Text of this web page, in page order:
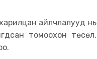
айлчлалууд нь
томоохон төсөл,